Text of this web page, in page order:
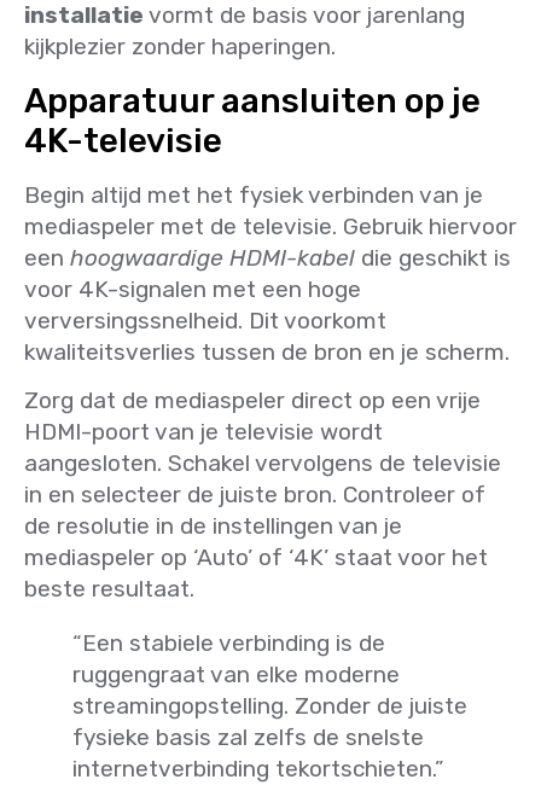
installatie vormt de basis voor jarenlang
kijkplezier zonder haperingen.
Apparatuur aansluiten op je
4K-televisie
Begin altijd met het fysiek verbinden van je
mediaspeler met de televisie. Gebruik hiervoor
een hoogwaardige HDMI-kabel die geschikt is
voor 4K-signalen met een hoge
verversingssnelheid. Dit voorkomt
kwaliteitsverlies tussen de bron en je scherm.
Zorg dat de mediaspeler direct op een vrije
HDMI-poort van je televisie wordt
aangesloten. Schakel vervolgens de televisie
in en selecteer de juiste bron. Controleer of
de resolutie in de instellingen van je
mediaspeler op ‘Auto’ of ‘4K’ staat voor het
beste resultaat.
“Een stabiele verbinding is de
ruggengraat van elke moderne
streamingopstelling. Zonder de juiste
fysieke basis zal zelfs de snelste
internetverbinding tekortschieten.”